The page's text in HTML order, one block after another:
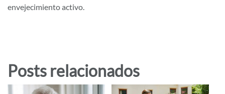
envejecimiento activo.
Posts relacionados